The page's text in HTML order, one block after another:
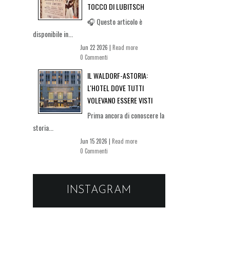
TOCCO DI LUBITSCH
🎧 Questo articolo è
disponibile in...
Jun 22 2026 | Read more
0 Commenti
IL WALDORF-ASTORIA:
L'HOTEL DOVE TUTTI
VOLEVANO ESSERE VISTI
Prima ancora di conoscere la
storia...
Jun 15 2026 | Read more
0 Commenti
INSTAGRAM